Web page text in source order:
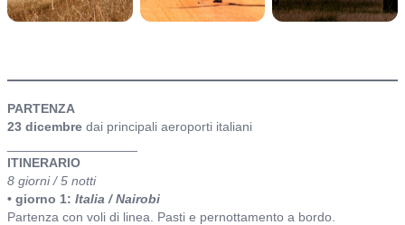
PARTENZA
23 dicembre dai principali aeroporti italiani
ITINERARIO
8 giorni / 5 notti
• giorno 1: Italia / Nairobi
Partenza con voli di linea. Pasti e pernottamento a bordo.